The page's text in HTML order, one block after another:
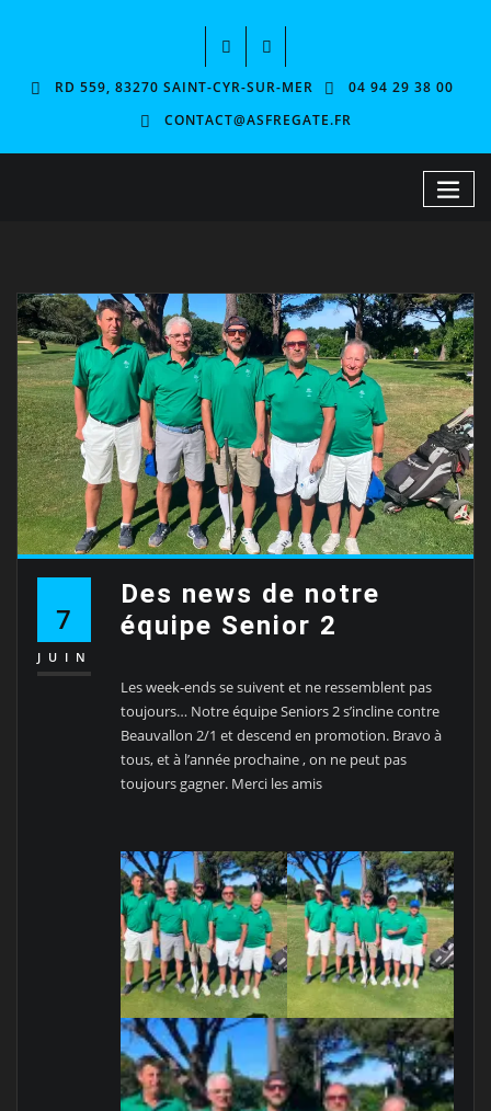
RD 559, 83270 SAINT-CYR-SUR-MER
04 94 29 38 00
CONTACT@ASFREGATE.FR
7
JUIN
Des news de notre
équipe Senior 2
Les week-ends se suivent et ne ressemblent pas
toujours… Notre équipe Seniors 2 s’incline contre
Beauvallon 2/1 et descend en promotion. Bravo à
tous, et à l’année prochaine , on ne peut pas
toujours gagner. Merci les amis